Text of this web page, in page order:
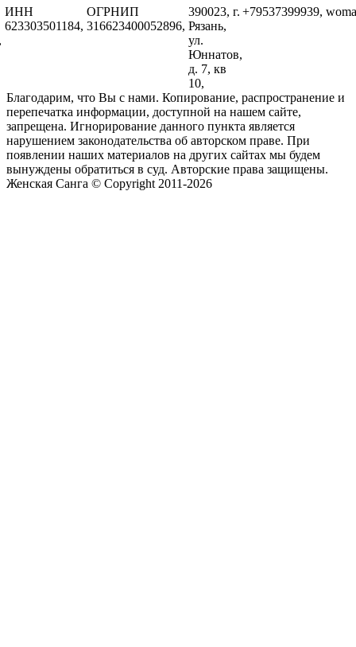
ИНН
623303501184,
ОГРНИП
316623400052896,
390023, г.
Рязань,
ул.
Юннатов,
д. 7, кв
10,
+79537399939,
Благодарим, что Вы с нами. Копирование, распространение и
перепечатка информации, доступной на нашем сайте,
запрещена. Игнорирование данного пункта является
нарушением законодательства об авторском праве. При
появлении наших материалов на других сайтах мы будем
вынуждены обратиться в суд. Авторские права защищены.
Женская Санга © Copyright 2011-2026